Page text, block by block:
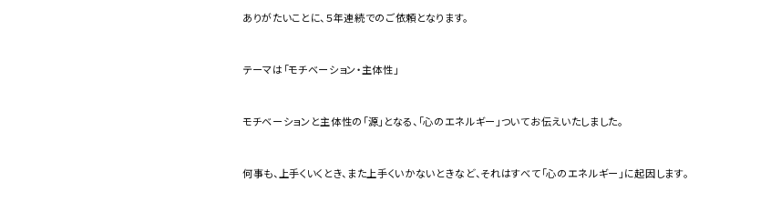
ありがたいことに、５年連続でのご依頼となります。
テーマは「モチベーション・主体性」
モチベーションと主体性の「源」となる、「心のエネルギー」ついてお伝えいたしました。
何事も、上手くいくとき、また上手くいかないときなど、それはすべて「心のエネルギー」に起因します。